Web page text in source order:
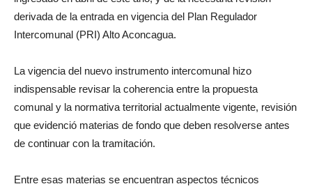
derivada de la entrada en vigencia del Plan Regulador
Intercomunal (PRI) Alto Aconcagua.
La vigencia del nuevo instrumento intercomunal hizo
indispensable revisar la coherencia entre la propuesta
comunal y la normativa territorial actualmente vigente, revisión
que evidenció materias de fondo que deben resolverse antes
de continuar con la tramitación.
Entre esas materias se encuentran aspectos técnicos